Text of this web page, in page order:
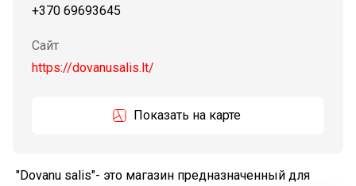
+370 69693645
Сайт
https://dovanusalis.lt/
Показать на карте
"Dovanu salis"- это магазин предназначенный для